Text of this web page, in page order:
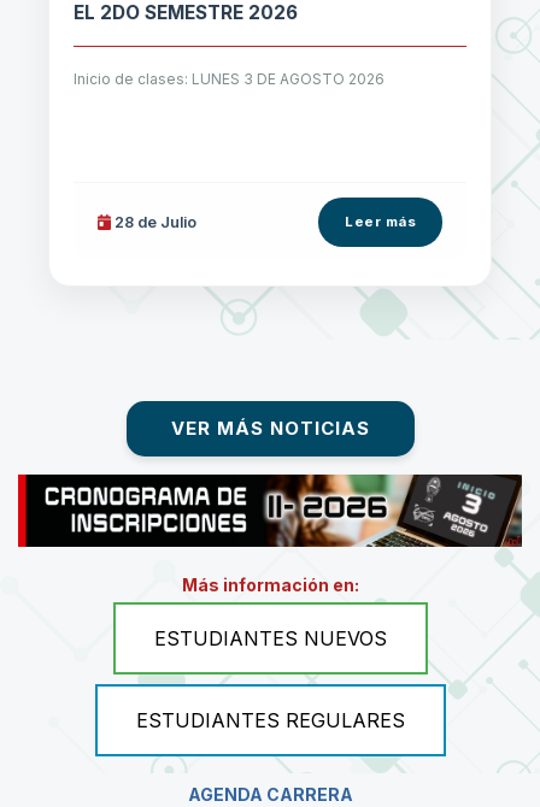
EL 2DO SEMESTRE 2026
Inicio de clases: LUNES 3 DE AGOSTO 2026
28 de Julio Leer más
VER MÁS NOTICIAS
Más información en:
ESTUDIANTES NUEVOS
ESTUDIANTES REGULARES
AGENDA CARRERA